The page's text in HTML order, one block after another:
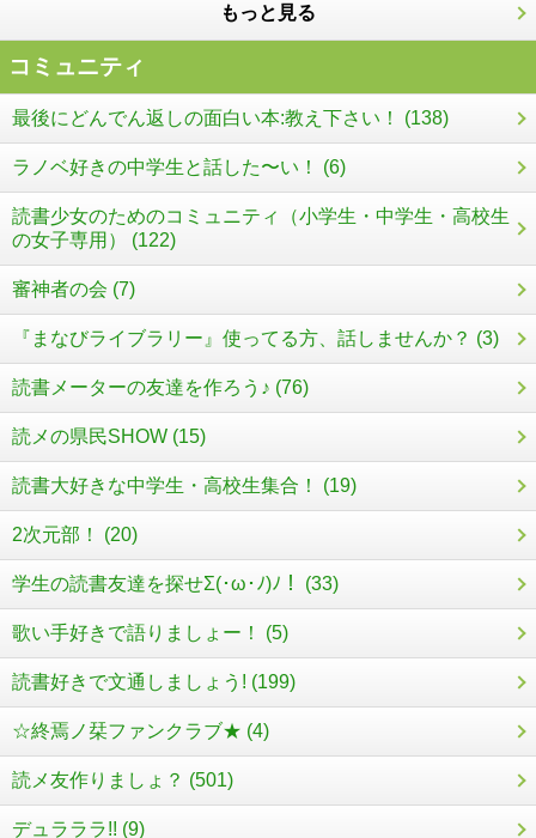
もっと見る
コミュニティ
最後にどんでん返しの面白い本:教え下さい！ (138)
ラノベ好きの中学生と話した〜い！ (6)
読書少女のためのコミュニティ（小学生・中学生・高校生
の女子専用） (122)
審神者の会 (7)
『まなびライブラリー』使ってる方、話しませんか？ (3)
読書メーターの友達を作ろう♪ (76)
読メの県民SHOW (15)
読書大好きな中学生・高校生集合！ (19)
2次元部！ (20)
学生の読書友達を探せΣ(･ω･ﾉ)ﾉ！ (33)
歌い手好きで語りましょー！ (5)
読書好きで文通しましょう! (199)
☆終焉ノ栞ファンクラブ★ (4)
読メ友作りましょ？ (501)
デュラララ!! (9)